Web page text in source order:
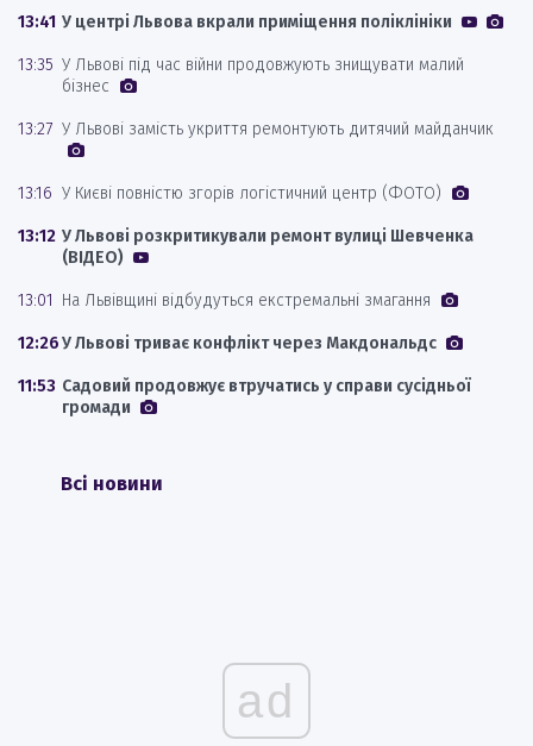
13:41 У центрі Львова вкрали приміщення поліклініки
13:35 У Львові під час війни продовжують знищувати малий
бізнес
13:27 У Львові замість укриття ремонтують дитячий майданчик
13:16 У Києві повністю згорів логістичний центр (ФОТО)
13:12 У Львові розкритикували ремонт вулиці Шевченка
(ВІДЕО)
13:01 На Львівщині відбудуться екстремальні змагання
12:26У Львові триває конфлікт через Макдональдс
11:53 Садовий продовжує втручатись у справи сусідньої
громади
Всі новини
ad